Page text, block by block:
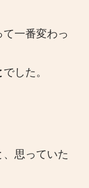
一番変わっ
でした。
思っていた